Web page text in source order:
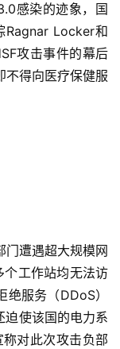
感染的迹象，国
Ragnar Locker和
攻击事件的幕后
不得向医疗保健服
遭遇超大规模网
个工作站均无法访
服务（DDoS）
迫使该国的电力系
对此次攻击负部